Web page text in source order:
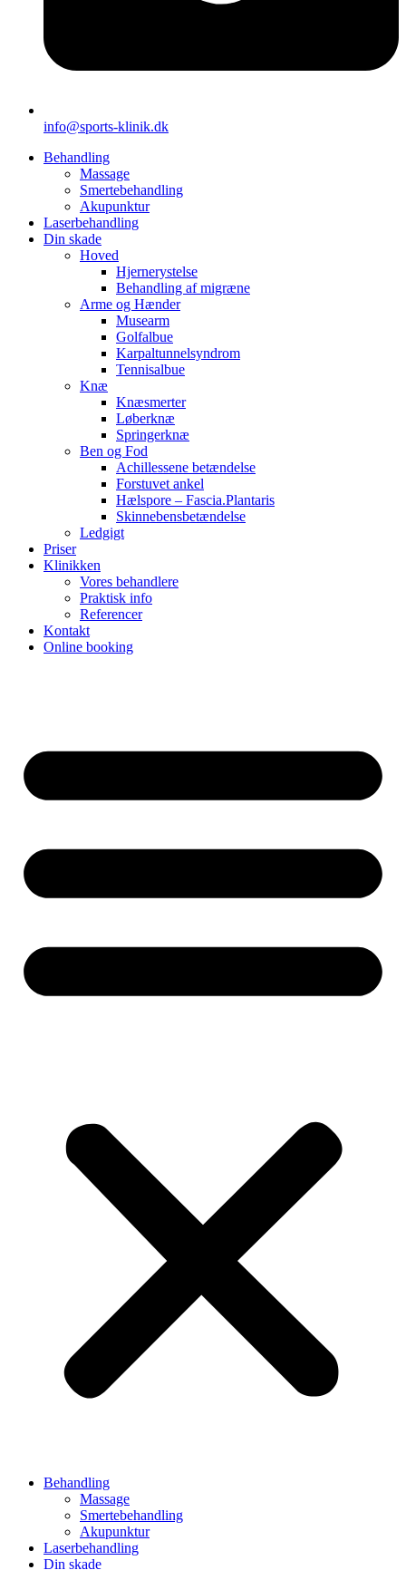
info@sports-klinik.dk
Behandling
Massage
Smertebehandling
Akupunktur
Laserbehandling
Din skade
Hoved
Hjernerystelse
Behandling af migræne
Arme og Hænder
Musearm
Golfalbue
Karpaltunnelsyndrom
Tennisalbue
Knæ
Knæsmerter
Løberknæ
Springerknæ
Ben og Fod
Achillessene betændelse
Forstuvet ankel
Hælspore – Fascia.Plantaris
Skinnebensbetændelse
Ledgigt
Priser
Klinikken
Vores behandlere
Praktisk info
Referencer
Kontakt
Online booking
Behandling
Massage
Smertebehandling
Akupunktur
Laserbehandling
Din skade